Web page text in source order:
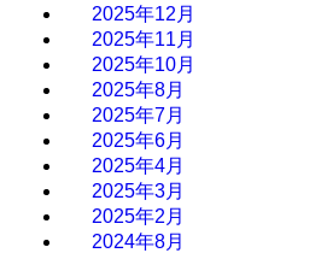
2025年12月
2025年11月
2025年10月
2025年8月
2025年7月
2025年6月
2025年4月
2025年3月
2025年2月
2024年8月